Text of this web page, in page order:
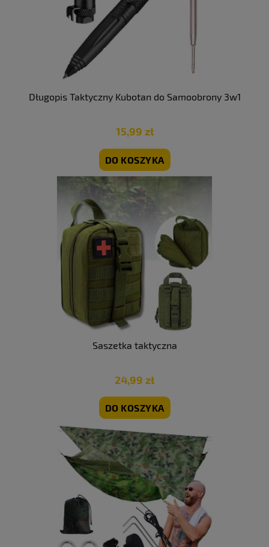
Długopis Taktyczny Kubotan do Samoobrony 3w1
15,99 zł
DO KOSZYKA
Saszetka taktyczna
24,99 zł
DO KOSZYKA